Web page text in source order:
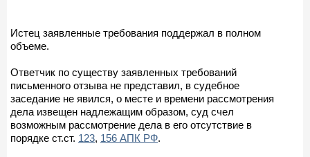
Истец заявленные требования поддержал в полном
объеме.
Ответчик по существу заявленных требований
письменного отзыва не представил, в судебное
заседание не явился, о месте и времени рассмотрения
дела извещен надлежащим образом, суд счел
возможным рассмотрение дела в его отсутствие в
порядке ст.ст. 123, 156 АПК РФ.